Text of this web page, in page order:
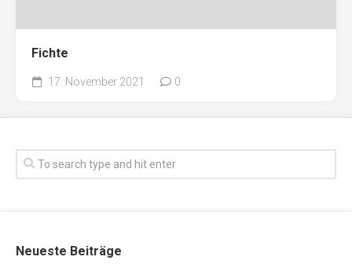
Fichte
17. November 2021 0
Neueste Beiträge